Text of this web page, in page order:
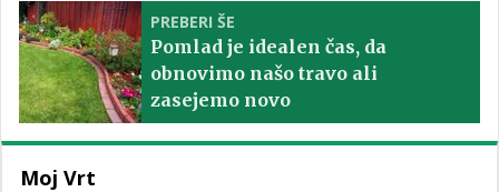
PREBERI ŠE
Pomlad je idealen čas, da
obnovimo našo travo ali
zasejemo novo
Moj Vrt